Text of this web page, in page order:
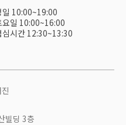
일 10:00~19:00
요일 10:00~16:00
심시간 12:30~13:30
빌딩 3층